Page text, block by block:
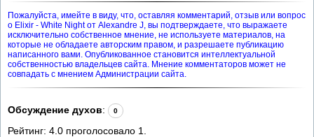
Пожалуйста, имейте в виду, что, оставляя комментарий, отзыв или вопрос
о Elixir - White Night от Alexandre J, вы подтверждаете, что выражаете
исключительно собственное мнение, не используете материалов, на
которые не обладаете авторским правом, и разрешаете публикацию
написанного вами. Опубликованное становится интеллектуальной
собственностью владельцев сайта. Мнение комментаторов может не
совпадать с мнением Администрации сайта.
Обсуждение духов: 0
Рейтинг: 4.0 проголосовало 1